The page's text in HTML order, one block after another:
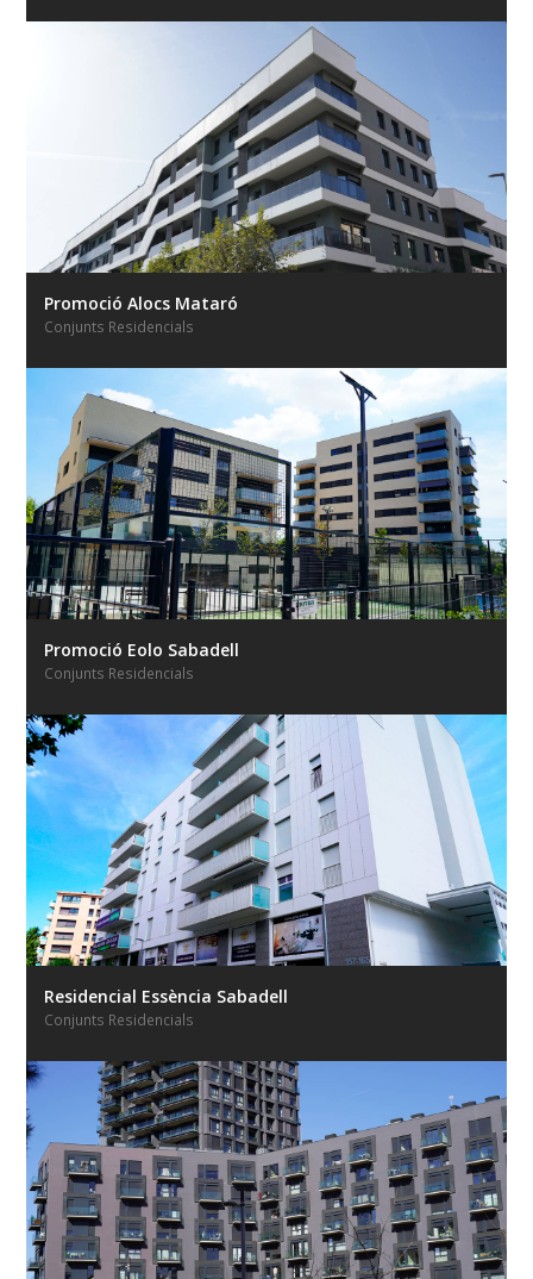
Promoció Alocs Mataró
Conjunts Residencials
Promoció Eolo Sabadell
Conjunts Residencials
Residencial Essència Sabadell
Conjunts Residencials